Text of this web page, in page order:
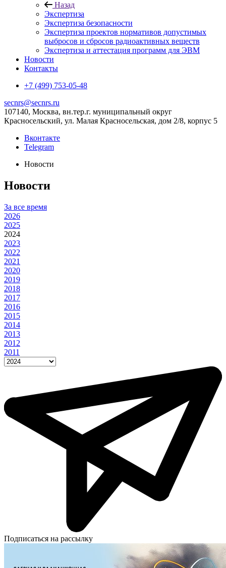
Назад
Экспертиза
Экспертиза безопасности
Экспертиза проектов нормативов допустимых
выбросов и сбросов радиоактивных веществ
Экспертиза и аттестация программ для ЭВМ
Новости
Контакты
+7 (499) 753-05-48
secnrs@secnrs.ru
107140, Москва, вн.тер.г. муниципальный округ
Красносельский, ул. Малая Красносельская, дом 2/8, корпус 5
Вконтакте
Telegram
Новости
Новости
За все время
2026
2025
2024
2023
2022
2021
2020
2019
2018
2017
2016
2015
2014
2013
2012
2011
Подписаться на рассылку